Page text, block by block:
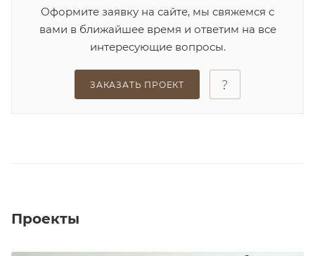
Оформите заявку на сайте, мы свяжемся с
вами в ближайшее время и ответим на все
интересующие вопросы.
ЗАКАЗАТЬ ПРОЕКТ
Проекты